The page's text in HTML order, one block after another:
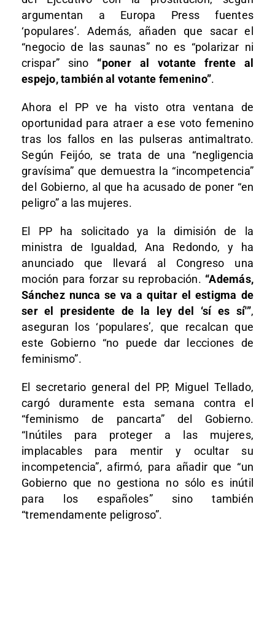
argumentan a Europa Press fuentes
‘populares’. Además, añaden que sacar el
“negocio de las saunas” no es “polarizar ni
crispar” sino “poner al votante frente al
espejo, también al votante femenino”.
Ahora el PP ve ha visto otra ventana de
oportunidad para atraer a ese voto femenino
tras los fallos en las pulseras antimaltrato.
Según Feijóo, se trata de una “negligencia
gravísima” que demuestra la “incompetencia”
del Gobierno, al que ha acusado de poner “en
peligro” a las mujeres.
El PP ha solicitado ya la dimisión de la
ministra de Igualdad, Ana Redondo, y ha
anunciado que llevará al Congreso una
moción para forzar su reprobación. “Además,
Sánchez nunca se va a quitar el estigma de
ser el presidente de la ley del ‘sí es sí'”,
aseguran los ‘populares’, que recalcan que
este Gobierno “no puede dar lecciones de
feminismo”.
El secretario general del PP, Miguel Tellado,
cargó duramente esta semana contra el
“feminismo de pancarta” del Gobierno.
“Inútiles para proteger a las mujeres,
implacables para mentir y ocultar su
incompetencia”, afirmó, para añadir que “un
Gobierno que no gestiona no sólo es inútil
para los españoles” sino también
“tremendamente peligroso”.